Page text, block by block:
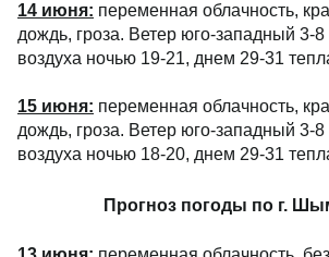
14 июня: переменная облачность,
дождь, гроза. Ветер юго-западный 3-
воздуха ночью 19-21, днем 29-31
15 июня: переменная облачность,
дождь, гроза. Ветер юго-западный 3-
воздуха ночью 18-20, днем 29-31
Прогноз погоды по г.